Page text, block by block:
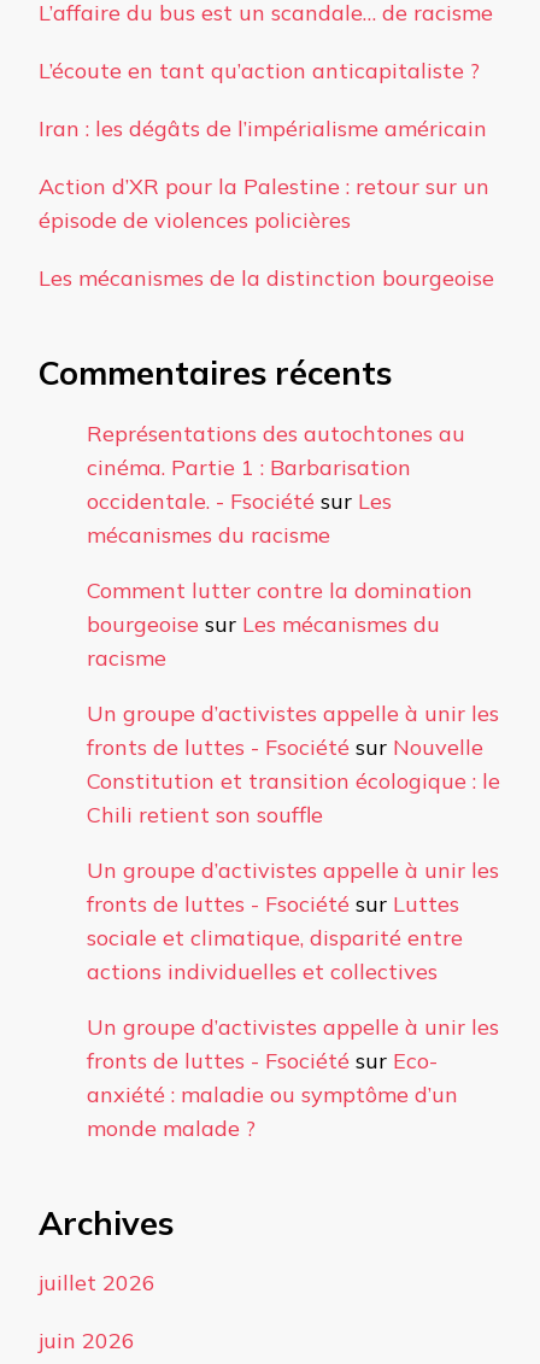
L’affaire du bus est un scandale… de racisme
L’écoute en tant qu’action anticapitaliste ?
Iran : les dégâts de l’impérialisme américain
Action d’XR pour la Palestine : retour sur un
épisode de violences policières
Les mécanismes de la distinction bourgeoise
Commentaires récents
Représentations des autochtones au
cinéma. Partie 1 : Barbarisation
occidentale. - Fsociété sur Les
mécanismes du racisme
Comment lutter contre la domination
bourgeoise sur Les mécanismes du
racisme
Un groupe d’activistes appelle à unir les
fronts de luttes - Fsociété sur Nouvelle
Constitution et transition écologique : le
Chili retient son souffle
Un groupe d’activistes appelle à unir les
fronts de luttes - Fsociété sur Luttes
sociale et climatique, disparité entre
actions individuelles et collectives
Un groupe d’activistes appelle à unir les
fronts de luttes - Fsociété sur Eco-
anxiété : maladie ou symptôme d’un
monde malade ?
Archives
juillet 2026
juin 2026